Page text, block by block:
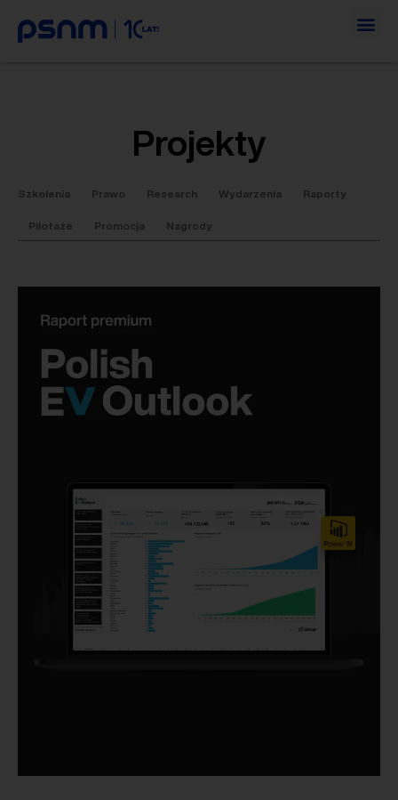
Projekty
Szkolenia Prawo Research Wydarzenia Raporty
Pilotaże Promocja Nagrody